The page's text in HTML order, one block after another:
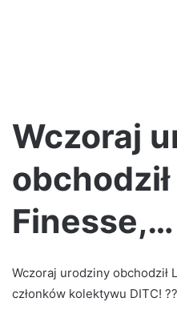
Wczoraj
Finesse,…
Wczoraj urodziny obchodził
członków kolektywu DITC!